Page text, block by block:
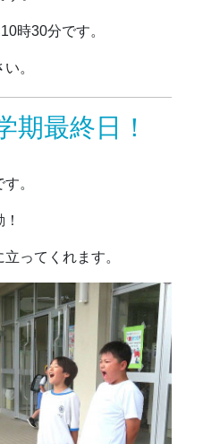
時30分です。
。
最終日！
。
ってくれます。